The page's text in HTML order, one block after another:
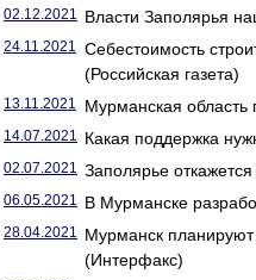
02.12.2021 Власти Заполярья
24.11.2021 Себестоимость
(Российская газета)
13.11.2021 Мурманская
14.07.2021 Какая поддержка
02.07.2021 Заполярье
06.05.2021 В Мурманске
28.04.2021 Мурманск планируют
(Интерфакс)